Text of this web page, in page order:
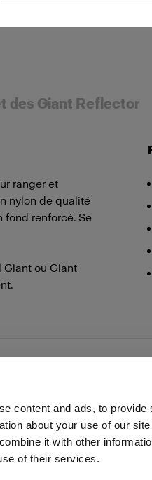
content and ads, to
about your use of our
it with other
of their services.
des Giant Reflector
ranger et
nylon de qualité
fond renforcé. Se
Giant ou Giant
Investisseurs